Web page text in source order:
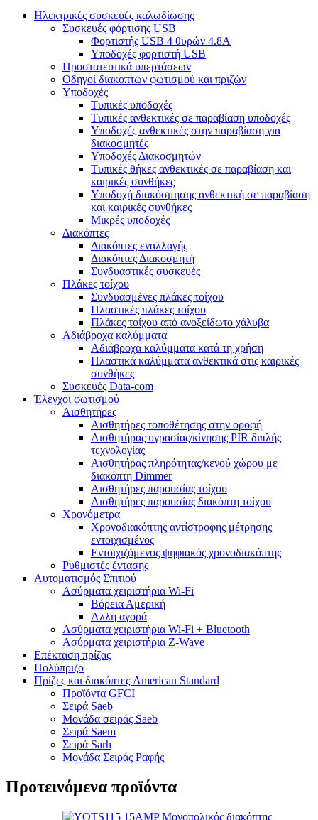
Ηλεκτρικές συσκευές καλωδίωσης
Συσκευές φόρτισης USB
Φορτιστής USB 4 θυρών 4.8A
Υποδοχές φορτιστή USB
Προστατευτικά υπερτάσεων
Οδηγοί διακοπτών φωτισμού και πριζών
Υποδοχές
Τυπικές υποδοχές
Τυπικές ανθεκτικές σε παραβίαση υποδοχές
Υποδοχές ανθεκτικές στην παραβίαση για
διακοσμητές
Υποδοχές Διακοσμητών
Τυπικές θήκες ανθεκτικές σε παραβίαση και
καιρικές συνθήκες
Υποδοχή διακόσμησης ανθεκτική σε παραβίαση
και καιρικές συνθήκες
Μικρές υποδοχές
Διακόπτες
Διακόπτες εναλλαγής
Διακόπτες Διακοσμητή
Συνδυαστικές συσκευές
Πλάκες τοίχου
Συνδυασμένες πλάκες τοίχου
Πλαστικές πλάκες τοίχου
Πλάκες τοίχου από ανοξείδωτο χάλυβα
Αδιάβροχα καλύμματα
Αδιάβροχα καλύμματα κατά τη χρήση
Πλαστικά καλύμματα ανθεκτικά στις καιρικές
συνθήκες
Συσκευές Data-com
Έλεγχοι φωτισμού
Αισθητήρες
Αισθητήρες τοποθέτησης στην οροφή
Αισθητήρας υγρασίας/κίνησης PIR διπλής
τεχνολογίας
Αισθητήρας πληρότητας/κενού χώρου με
διακόπτη Dimmer
Αισθητήρες παρουσίας τοίχου
Αισθητήρες παρουσίας διακόπτη τοίχου
Χρονόμετρα
Χρονοδιακόπτης αντίστροφης μέτρησης
εντοιχισμένος
Εντοιχιζόμενος ψηφιακός χρονοδιακόπτης
Ρυθμιστές έντασης
Αυτοματισμός Σπιτιού
Ασύρματα χειριστήρια Wi-Fi
Βόρεια Αμερική
Άλλη αγορά
Ασύρματα χειριστήρια Wi-Fi + Bluetooth
Ασύρματα χειριστήρια Z-Wave
Επέκταση πρίζας
Πολύπριζο
Πρίζες και διακόπτες American Standard
Προϊόντα GFCI
Σειρά Saeb
Μονάδα σειράς Saeb
Σειρά Saem
Σειρά Sarh
Μονάδα Σειράς Ραφής
Προτεινόμενα προϊόντα